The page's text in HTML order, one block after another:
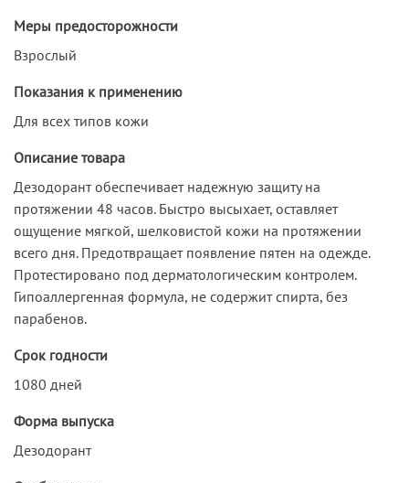
Меры предосторожности
Взрослый
Показания к применению
Для всех типов кожи
Описание товара
Дезодорант обеспечивает надежную защиту на
протяжении 48 часов. Быстро высыхает, оставляет
ощущение мягкой, шелковистой кожи на протяжении
всего дня. Предотвращает появление пятен на одежде.
Протестировано под дерматологическим контролем.
Гипоаллергенная формула, не содержит спирта, без
парабенов.
Срок годности
1080 дней
Форма выпуска
Дезодорант